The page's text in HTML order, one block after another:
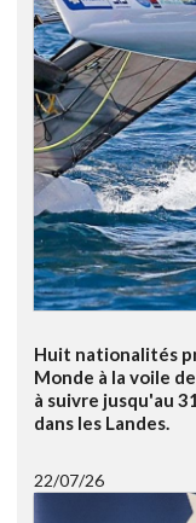
Huit nationalités
Monde à la voile
à suivre jusqu'au
dans les Landes.
22/07/26